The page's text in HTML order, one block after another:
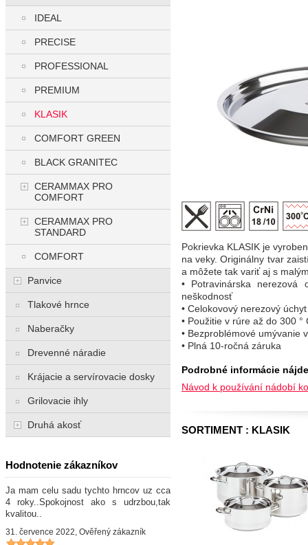
Pokrievka KLASIK je
na veky. Originálny tvar
a môžete tak variť aj s
• Potravinárska
neškodnosť
• Celokovový nerezový
• Použitie v rúre až do 300 °
• Bezproblémové umývanie
• Plná 10-ročná záruka
Podrobné informácie
Návod k používání nádobí
SORTIMENT : KLASIK
IDEAL
PRECISE
PROFESSIONAL
PREMIUM
KLASIK
COMFORT GREEN
BLACK GRANITEC
CERAMMAX PRO
COMFORT
CERAMMAX PRO
STANDARD
COMFORT
Panvice
Tlakové hrnce
Naberačky
Drevenné náradie
Krájacie a servírovacie dosky
Grilovacie ihly
Druhá akosť
Hodnotenie zákazníkov
Ja mam celu sadu tychto hrncov uz cca
4 roky..Spokojnost ako s udrzbou,tak
kvalitou..
31. července 2022, Ověřený zákazník